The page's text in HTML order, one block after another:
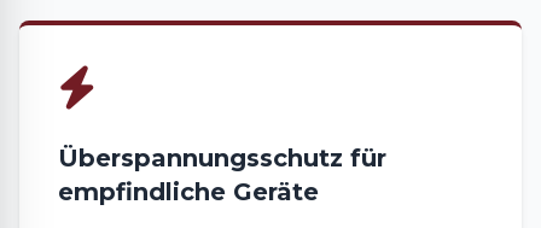
Überspannungsschutz für
empfindliche Geräte